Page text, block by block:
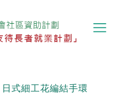
主
內
日式細工花編結手環